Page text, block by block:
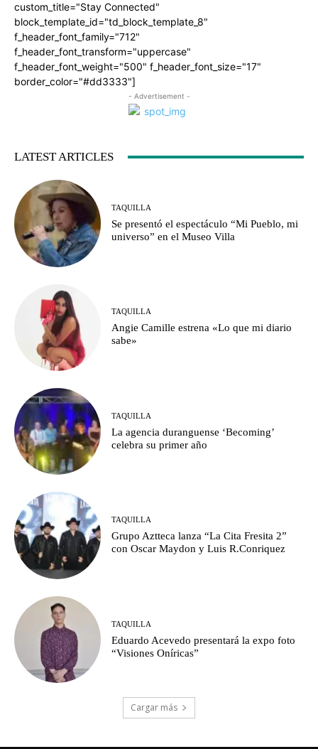
custom_title="Stay Connected"
block_template_id="td_block_template_8"
f_header_font_family="712"
f_header_font_transform="uppercase"
f_header_font_weight="500" f_header_font_size="17"
border_color="#dd3333"]
- Advertisement -
LATEST ARTICLES
TAQUILLA
Se presentó el espectáculo “Mi Pueblo, mi
universo” en el Museo Villa
TAQUILLA
Angie Camille estrena «Lo que mi diario
sabe»
TAQUILLA
La agencia duranguense ‘Becoming’
celebra su primer año
TAQUILLA
Grupo Aztteca lanza “La Cita Fresita 2”
con Oscar Maydon y Luis R.Conriquez
TAQUILLA
Eduardo Acevedo presentará la expo foto
“Visiones Oníricas”
Cargar más